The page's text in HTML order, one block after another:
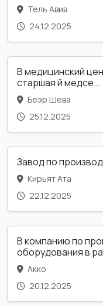
Тель Авив
24.12.2025
В медицинский
старшая й медсе...
Беэр Шева
25.12.2025
Завод по
Кирьят Ата
22.12.2025
В компанию по
оборудования в
Акко
20.12.2025